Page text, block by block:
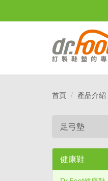
首頁 產品介紹
足弓墊
健康鞋